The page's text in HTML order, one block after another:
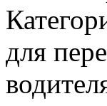
для